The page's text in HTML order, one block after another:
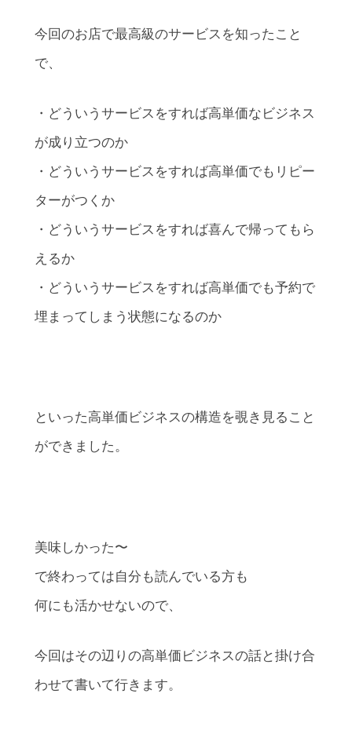
今回のお店で最高級のサービスを知ったこと
で、
・どういうサービスをすれば高単価なビジネス
が成り立つのか
・どういうサービスをすれば高単価でもリピー
ターがつくか
・どういうサービスをすれば喜んで帰ってもら
えるか
・どういうサービスをすれば高単価でも予約で
埋まってしまう状態になるのか
といった高単価ビジネスの構造を覗き見ること
ができました。
美味しかった〜
で終わっては自分も読んでいる方も
何にも活かせないので、
今回はその辺りの高単価ビジネスの話と掛け合
わせて書いて行きます。